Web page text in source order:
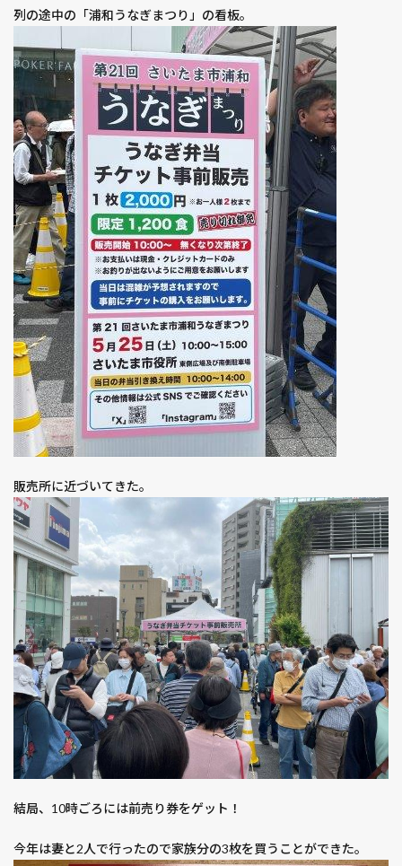
列の途中の「浦和うなぎまつり」の看板。
販売所に近づいてきた。
結局、10時ごろには前売り券をゲット！
今年は妻と2人で行ったので家族分の3枚を買うことができた。